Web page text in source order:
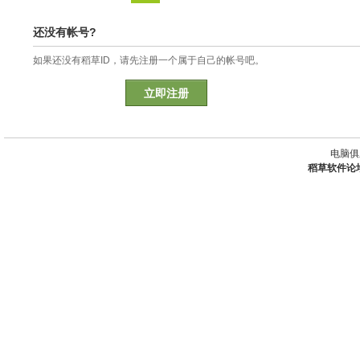
还没有帐号?
如果还没有稻草ID，请先注册一个属于自己的帐号吧。
立即注册
电脑
稻草软件论